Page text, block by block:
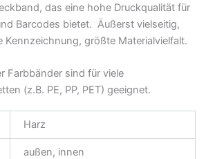
das eine hohe Druckqualität für
Barcodes bietet. Äußerst vielseitig,
Kennzeichnung, größte Materialvielfalt.
Farbbänder sind für viele
(z.B. PE, PP, PET) geeignet.
Harz
außen, innen